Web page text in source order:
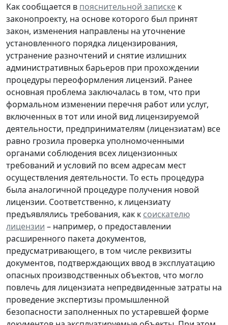
Как сообщается в пояснительной записке к
законопроекту, на основе которого был принят
закон, изменения направлены на уточнение
установленного порядка лицензирования,
устранение разночтений и снятие излишних
административных барьеров при прохождении
процедуры переоформления лицензий. Ранее
основная проблема заключалась в том, что при
формальном изменении перечня работ или услуг,
включенных в тот или иной вид лицензируемой
деятельности, предпринимателям (лицензиатам) все
равно грозила проверка уполномоченными
органами соблюдения всех лицензионных
требований и условий по всем адресам мест
осуществления деятельности. То есть процедура
была аналогичной процедуре получения новой
лицензии. Соответственно, к лицензиату
предъявлялись требования, как к соискателю
лицензии – например, о предоставлении
расширенного пакета документов,
предусматривающего, в том числе реквизиты
документов, подтверждающих ввод в эксплуатацию
опасных производственных объектов, что могло
повлечь для лицензиата непредвиденные затраты на
проведение экспертизы промышленной
безопасности заполненных по устаревшей форме